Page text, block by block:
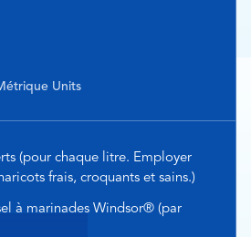
Units
(pour chaque litre. Employer
frais, croquants et sains.)
à marinades Windsor® (par